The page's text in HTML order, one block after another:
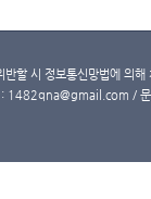
할 시 정보통신망법에 의
: 1482qna@gmail.com /